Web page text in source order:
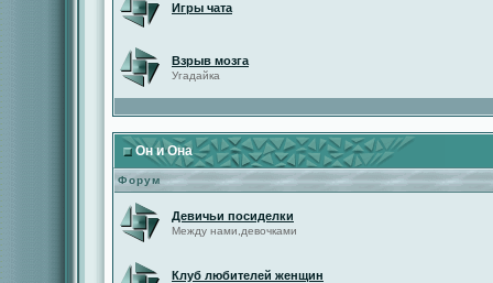
Игры чата
Взрыв мозга
Угадайка
Он и Она
Форум
Девичьи посиделки
Между нами,девочками
Клуб любителей женщин